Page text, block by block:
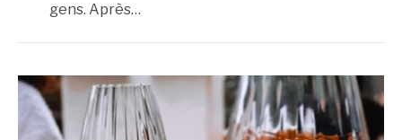
gens. Après…